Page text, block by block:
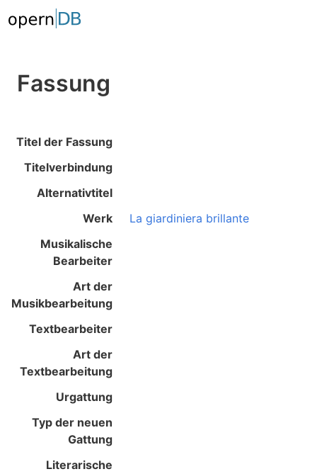
Fassung
Titel der Fassung
Titelverbindung
Alternativtitel
Werk
La giardiniera brillante
Musikalische
Bearbeiter
Art der
Musikbearbeitung
Textbearbeiter
Art der
Textbearbeitung
Urgattung
Typ der neuen
Gattung
Literarische